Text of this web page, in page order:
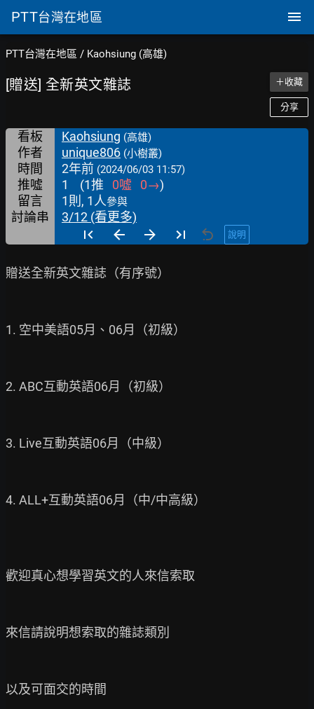
PTT台灣在地區
PTT台灣在地區 / Kaohsiung (高雄)
[贈送] 全新英文雜誌 ＋收藏
分享
看板 Kaohsiung (高雄)
作者 unique806 (小樹叢)
時間 2年前 (2024/06/03 11:57)
推噓 1 (1推 0噓 0→)
留言
1則, 1人參與
討論串 3/12 (看更多)
說明
贈送全新英文雜誌（有序號）
1. 空中美語05月、06月（初級）
2. ABC互動英語06月（初級）
3. Live互動英語06月（中級）
4. ALL+互動英語06月（中/中高級）
歡迎真心想學習英文的人來信索取
來信請說明想索取的雜誌類別
以及可面交的時間